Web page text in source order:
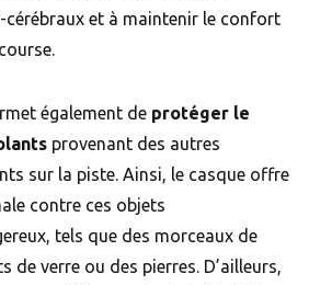
et à maintenir le confort
également de protéger le
provenant des autres
sur la piste. Ainsi, le casque offre
contre ces objets
tels que des morceaux de
de verre ou des pierres. D’ailleurs,